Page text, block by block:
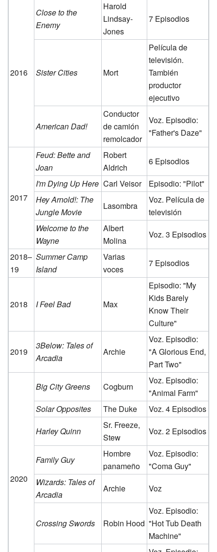
2016
Close to the
Enemy
Harold
Lindsay-
Jones
7 Episodios
Sister Cities Mort
Película de
televisión.
También
productor
ejecutivo
American Dad!
Conductor
de camión
remolcador
Voz. Episodio:
"Father's Daze"
2017
Feud: Bette and
Joan
Robert
Aldrich
6 Episodios
I'm Dying Up Here Carl Veisor
Episodio: "Pilot"
Hey Arnold!: The
Jungle Movie
Lasombra
Voz. Película de
televisión
Welcome to the
Wayne
Albert
Molina
Voz. 3 Episodios
2018–
19
Summer Camp
Island
Varias
voces
7 Episodios
2018 I Feel Bad Max
Episodio: "My
Kids Barely
Know Their
Culture"
2019
3Below: Tales of
Arcadia
Archie
Voz. Episodio:
"A Glorious End,
Part Two"
2020
Big City Greens Cogburn
Voz. Episodio:
"Animal Farm"
Solar Opposites
The Duke
Voz. 4 Episodios
Harley Quinn
Sr. Freeze,
Stew
Voz. 2 Episodios
Family Guy
Hombre
panameño
Voz. Episodio:
"Coma Guy"
Wizards: Tales of
Arcadia
Archie Voz
Crossing Swords Robin Hood
Voz. Episodio:
"Hot Tub Death
Machine"